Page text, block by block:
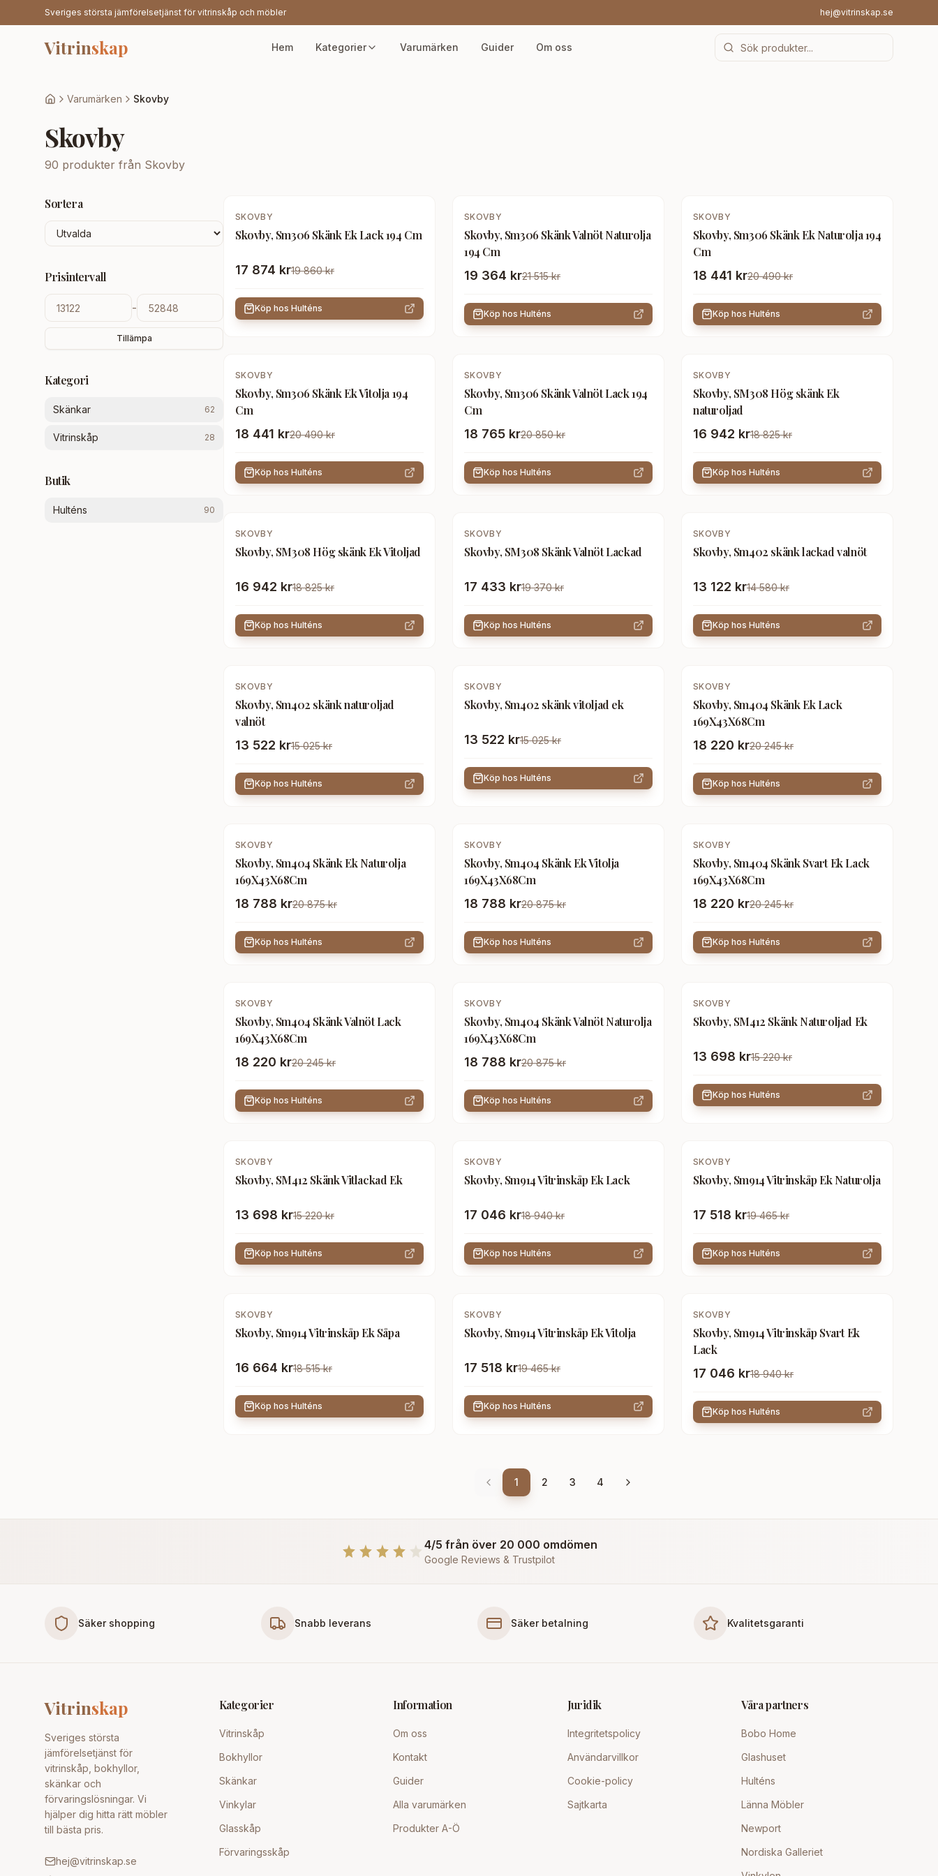
Sveriges största jämförelsetjänst för vitrinskåp och möbler hej@vitrinskap.se
Vitrinskap Hem Kategorier Varumärken Guider Om oss
Varumärken Skovby
Skovby
90 produkter från Skovby
Sortera
Prisintervall
-
Tillämpa
Kategori
Skänkar 62
Vitrinskåp 28
Butik
Hulténs 90
- 10%
SKOVBY
Skovby, Sm306 Skänk Ek Lack 194 Cm
17 874 kr19 860 kr
Köp hos Hulténs
- 10%
SKOVBY
Skovby, Sm306 Skänk Valnöt Naturolja
194 Cm
19 364 kr21 515 kr
Köp hos Hulténs
- 10%
SKOVBY
Skovby, Sm306 Skänk Ek Naturolja 194
Cm
18 441 kr20 490 kr
Köp hos Hulténs
- 10%
SKOVBY
Skovby, Sm306 Skänk Ek Vitolja 194
Cm
18 441 kr20 490 kr
Köp hos Hulténs
- 10%
SKOVBY
Skovby, Sm306 Skänk Valnöt Lack 194
Cm
18 765 kr20 850 kr
Köp hos Hulténs
- 10%
SKOVBY
Skovby, SM308 Hög skänk Ek
naturoljad
16 942 kr18 825 kr
Köp hos Hulténs
- 10%
SKOVBY
Skovby, SM308 Hög skänk Ek Vitoljad
16 942 kr18 825 kr
Köp hos Hulténs
- 10%
SKOVBY
Skovby, SM308 Skänk Valnöt Lackad
17 433 kr19 370 kr
Köp hos Hulténs
- 10%
SKOVBY
Skovby, Sm402 skänk lackad valnöt
13 122 kr14 580 kr
Köp hos Hulténs
- 10%
SKOVBY
Skovby, Sm402 skänk naturoljad
valnöt
13 522 kr15 025 kr
Köp hos Hulténs
- 10%
SKOVBY
Skovby, Sm402 skänk vitoljad ek
13 522 kr15 025 kr
Köp hos Hulténs
- 10%
SKOVBY
Skovby, Sm404 Skänk Ek Lack
169X43X68Cm
18 220 kr20 245 kr
Köp hos Hulténs
- 10%
SKOVBY
Skovby, Sm404 Skänk Ek Naturolja
169X43X68Cm
18 788 kr20 875 kr
Köp hos Hulténs
- 10%
SKOVBY
Skovby, Sm404 Skänk Ek Vitolja
169X43X68Cm
18 788 kr20 875 kr
Köp hos Hulténs
- 10%
SKOVBY
Skovby, Sm404 Skänk Svart Ek Lack
169X43X68Cm
18 220 kr20 245 kr
Köp hos Hulténs
- 10%
SKOVBY
Skovby, Sm404 Skänk Valnöt Lack
169X43X68Cm
18 220 kr20 245 kr
Köp hos Hulténs
- 10%
SKOVBY
Skovby, Sm404 Skänk Valnöt Naturolja
169X43X68Cm
18 788 kr20 875 kr
Köp hos Hulténs
- 10%
SKOVBY
Skovby, SM412 Skänk Naturoljad Ek
13 698 kr15 220 kr
Köp hos Hulténs
- 10%
SKOVBY
Skovby, SM412 Skänk Vitlackad Ek
13 698 kr15 220 kr
Köp hos Hulténs
- 10%
SKOVBY
Skovby, Sm914 Vitrinskåp Ek Lack
17 046 kr18 940 kr
Köp hos Hulténs
- 10%
SKOVBY
Skovby, Sm914 Vitrinskåp Ek Naturolja
17 518 kr19 465 kr
Köp hos Hulténs
- 10%
SKOVBY
Skovby, Sm914 Vitrinskåp Ek Såpa
16 664 kr18 515 kr
Köp hos Hulténs
- 10%
SKOVBY
Skovby, Sm914 Vitrinskåp Ek Vitolja
17 518 kr19 465 kr
Köp hos Hulténs
- 10%
SKOVBY
Skovby, Sm914 Vitrinskåp Svart Ek
Lack
17 046 kr18 940 kr
Köp hos Hulténs
1 2 3 4
4/5 från över 20 000 omdömen
Google Reviews & Trustpilot
Säker shopping Snabb leverans Säker betalning Kvalitetsgaranti
Vitrinskap
Sveriges största
jämförelsetjänst för
vitrinskåp, bokhyllor,
skänkar och
förvaringslösningar. Vi
hjälper dig hitta rätt möbler
till bästa pris.
hej@vitrinskap.se
Kategorier
Vitrinskåp
Bokhyllor
Skänkar
Vinkylar
Glasskåp
Förvaringsskåp
Information
Om oss
Kontakt
Guider
Alla varumärken
Produkter A-Ö
Juridik
Integritetspolicy
Användarvillkor
Cookie-policy
Sajtkarta
Våra partners
Bobo Home
Glashuset
Hulténs
Länna Möbler
Newport
Nordiska Galleriet